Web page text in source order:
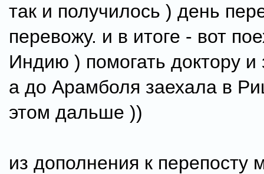
так и получилось ) день
перевожу. и в итоге - вот
Индию ) помогать доктору и
а до Арамболя заехала в
этом дальше ))
из дополнения к